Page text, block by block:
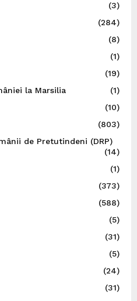
(3)
(284)
(8)
(1)
(19)
la Marsilia
(1)
(10)
(803)
de Pretutindeni (DRP)
(14)
(1)
(373)
(588)
(5)
(31)
(5)
(24)
(31)